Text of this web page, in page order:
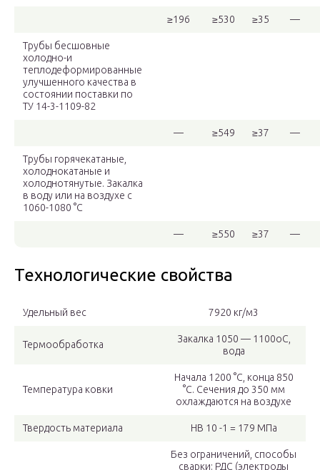
≥196 ≥530 ≥35 —
Трубы бесшовные
холодно-и
теплодеформированные
улучшенного качества в
состоянии поставки по
ТУ 14-3-1109-82
— ≥549 ≥37 —
Трубы горячекатаные,
холоднокатаные и
холоднотянутые. Закалка
в воду или на воздухе с
1060-1080 °C
— ≥550 ≥37 —
Технологические свойства
Удельный вес 7920 кг/м3
Термообработка
Закалка 1050 — 1100oC,
вода
Температура ковки
Начала 1200 °С, конца 850
°С. Сечения до 350 мм
охлаждаются на воздухе
Твердость материала HB 10 -1 = 179 МПа
Без ограничений, способы
сварки: РДС (электроды